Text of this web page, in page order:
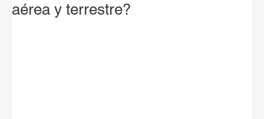
aérea y terrestre?